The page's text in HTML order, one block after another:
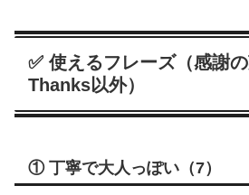
✅ 使えるフレーズ（感謝の
Thanks以外）
① 丁寧で大人っぽい（7）